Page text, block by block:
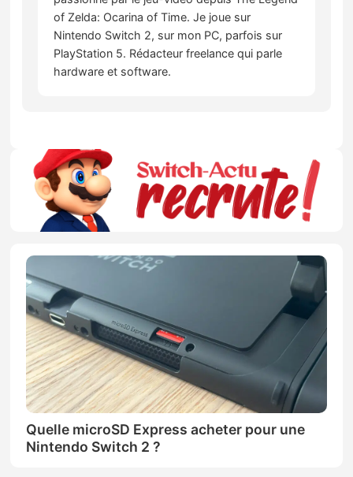
of Zelda: Ocarina of Time. Je joue sur
Nintendo Switch 2, sur mon PC, parfois sur
PlayStation 5. Rédacteur freelance qui parle
hardware et software.
Quelle microSD Express acheter pour une
Nintendo Switch 2 ?